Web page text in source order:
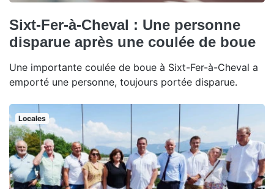
Sixt-Fer-à-Cheval : Une personne
disparue après une coulée de boue
Une importante coulée de boue à Sixt-Fer-à-Cheval a
emporté une personne, toujours portée disparue.
Locales